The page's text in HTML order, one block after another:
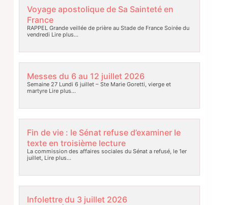
Voyage apostolique de Sa Sainteté en
France
RAPPEL Grande veillée de prière au Stade de France Soirée du
vendredi Lire plus…
Messes du 6 au 12 juillet 2026
Semaine 27 Lundi 6 juillet – Ste Marie Goretti, vierge et
martyreLire plus…
Fin de vie : le Sénat refuse d’examiner le
texte en troisième lecture
La commission des affaires sociales du Sénat a refusé, le 1er
juillet, Lire plus…
Infolettre du 3 juillet 2026